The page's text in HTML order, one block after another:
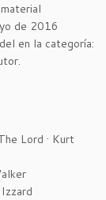
de 2016
en la categoría:
Lord · Kurt